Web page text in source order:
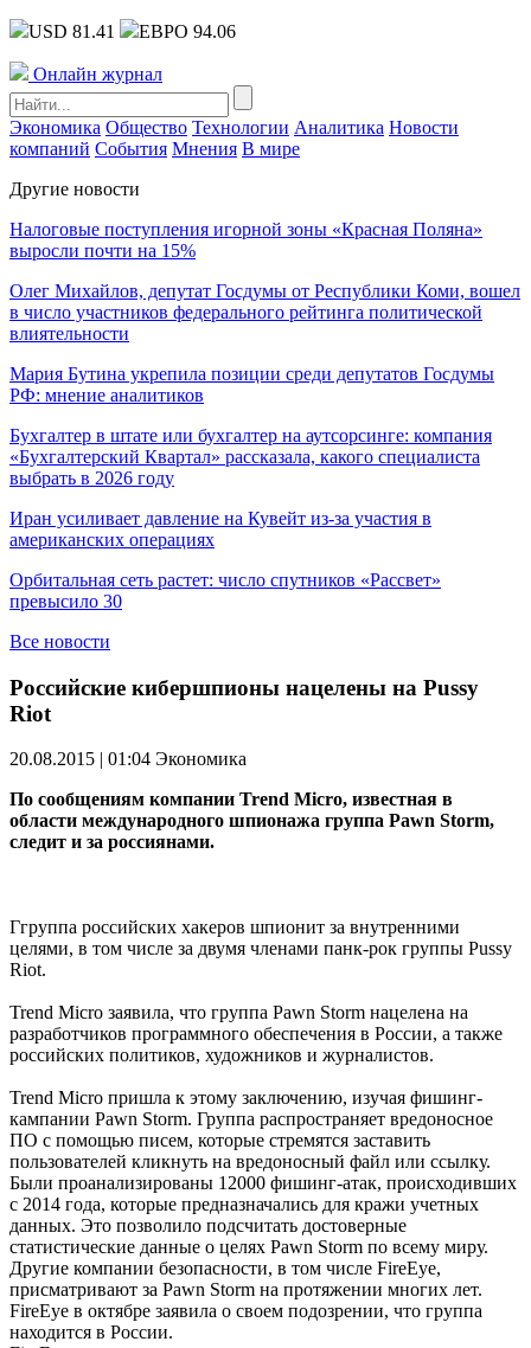
USD 81.41 ЕВРО 94.06
Онлайн журнал
Экономика Общество Технологии Аналитика Новости
компаний События Мнения В мире
Другие новости
Налоговые поступления игорной зоны «Красная Поляна»
выросли почти на 15%
Олег Михайлов, депутат Госдумы от Республики Коми, вошел
в число участников федерального рейтинга политической
влиятельности
Мария Бутина укрепила позиции среди депутатов Госдумы
РФ: мнение аналитиков
Бухгалтер в штате или бухгалтер на аутсорсинге: компания
«Бухгалтерский Квартал» рассказала, какого специалиста
выбрать в 2026 году
Иран усиливает давление на Кувейт из-за участия в
американских операциях
Орбитальная сеть растет: число спутников «Рассвет»
превысило 30
Все новости
Российские кибершпионы нацелены на Pussy
Riot
20.08.2015 | 01:04 Экономика
По сообщениям компании Trend Micro, известная в
области международного шпионажа группа Pawn Storm,
следит и за россиянами.
Ггруппа российских хакеров шпионит за внутренними
целями, в том числе за двумя членами панк-рок группы Pussy
Riot.
Trend Micro заявила, что группа Pawn Storm нацелена на
разработчиков программного обеспечения в России, а также
российских политиков, художников и журналистов.
Trend Micro пришла к этому заключению, изучая фишинг-
кампании Pawn Storm. Группа распространяет вредоносное
ПО с помощью писем, которые стремятся заставить
пользователей кликнуть на вредоносный файл или ссылку.
Были проанализированы 12000 фишинг-атак, происходивших
с 2014 года, которые предназначались для кражи учетных
данных. Это позволило подсчитать достоверные
статистические данные о целях Pawn Storm по всему миру.
Другие компании безопасности, в том числе FireEye,
присматривают за Pawn Storm на протяжении многих лет.
FireEye в октябре заявила о своем подозрении, что группа
находится в России.